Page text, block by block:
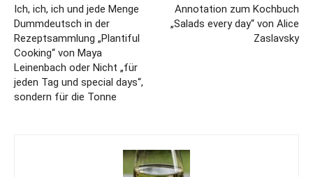
Ich, ich, ich und jede Menge
Dummdeutsch in der
Rezeptsammlung „Plantiful
Cooking“ von Maya
Leinenbach oder Nicht „für
jeden Tag und special days“,
sondern für die Tonne
Annotation zum Kochbuch
„Salads every day“ von Alice
Zaslavsky